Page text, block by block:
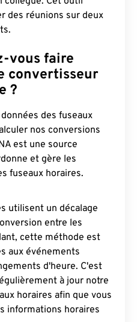
des réunions sur deux
vous faire
convertisseur
?
des fuseaux
nos conversions
est une source
et gère les
fuseaux horaires.
utilisent un décalage
entre les
cette méthode est
aux événements
d'heure. C'est
à jour notre
horaires afin que vous
informations horaires